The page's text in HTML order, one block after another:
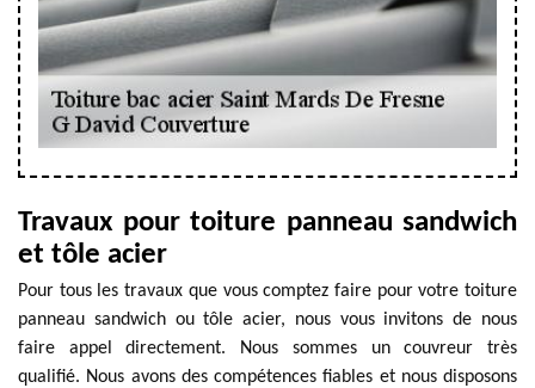
Travaux pour toiture panneau sandwich
et tôle acier
Pour tous les travaux que vous comptez faire pour votre toiture
panneau sandwich ou tôle acier, nous vous invitons de nous
faire appel directement. Nous sommes un couvreur très
qualifié. Nous avons des compétences fiables et nous disposons